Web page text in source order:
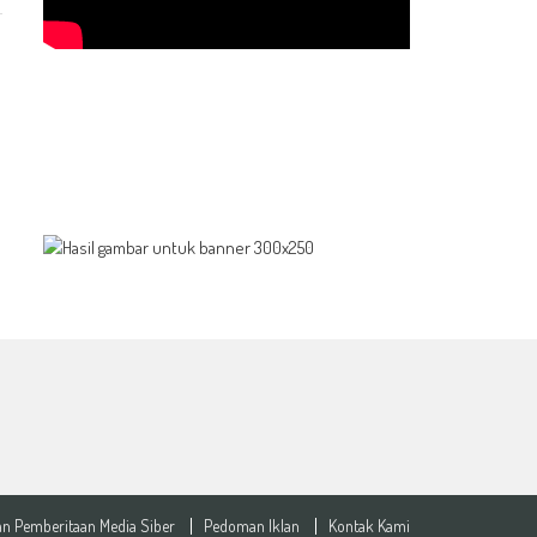
Pemberitaan Media Siber Pedoman Iklan Kontak Kami